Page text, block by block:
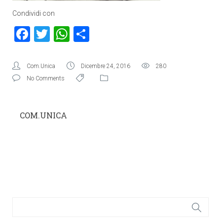
Condividi con
Facebook
TwitterWhatsApp
Com.Unica Dicembre 24, 2016
280
No Comments
COM.UNICA